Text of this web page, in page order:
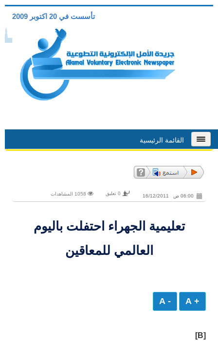
تأسست في 20 اكتوبر 2009
القائمة الرئيسية
06:00 ص 16/12/2011 0 تعليق
تعليمية الجهراء احتفلت باليوم
العالمي للمعاقين
+ A
- A
[B]